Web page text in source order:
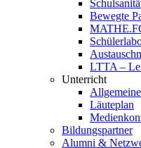
Bewegte
LTTA –
Unterricht
Läuteplan
Bildungspartner
Alumni &